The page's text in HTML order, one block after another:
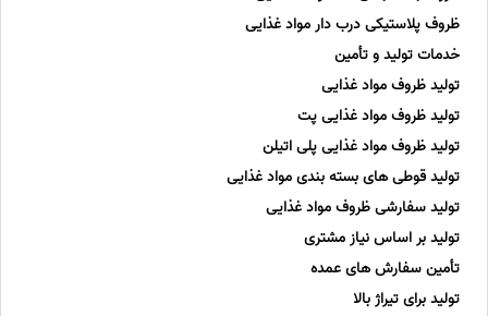
ظروف پلاستیکی درب دار مواد غذایی
خدمات تولید و تأمین
تولید ظروف مواد غذایی
تولید ظروف مواد غذایی پت
تولید ظروف مواد غذایی پلی اتیلن
تولید قوطی های بسته بندی مواد غذایی
تولید سفارشی ظروف مواد غذایی
تولید بر اساس نیاز مشتری
تأمین سفارش های عمده
تولید برای تیراژ بالا